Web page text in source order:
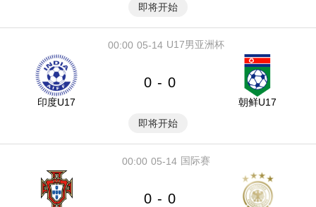
即将开始
05-14
00:00 U17男亚洲杯
印度U17
0 - 0
朝鲜U17
即将开始
05-14
00:00 国际赛
0 - 0